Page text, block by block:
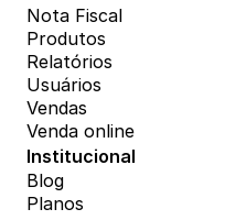
Nota Fiscal
Produtos
Relatórios
Usuários
Vendas
Venda online
Institucional
Blog
Planos